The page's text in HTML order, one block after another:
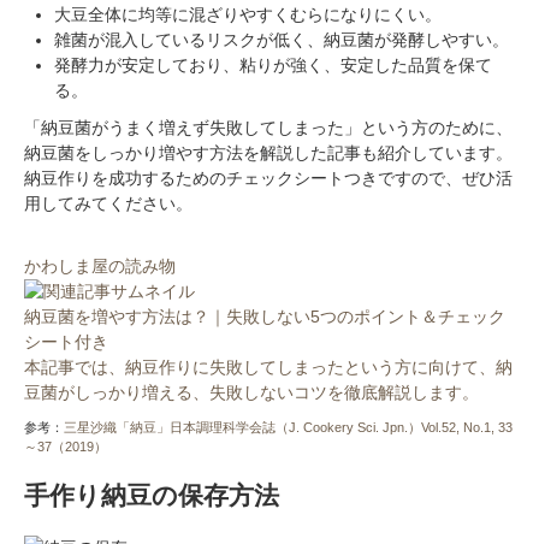
大豆全体に均等に混ざりやすくむらになりにくい。
雑菌が混入しているリスクが低く、納豆菌が発酵しやすい。
発酵力が安定しており、粘りが強く、安定した品質を保て
る。
「納豆菌がうまく増えず失敗してしまった」という方のために、
納豆菌をしっかり増やす方法を解説した記事も紹介しています。
納豆作りを成功するためのチェックシートつきですので、ぜひ活
用してみてください。
かわしま屋の読み物
納豆菌を増やす方法は？｜失敗しない5つのポイント＆チェック
シート付き
本記事では、納豆作りに失敗してしまったという方に向けて、納
豆菌がしっかり増える、失敗しないコツを徹底解説します。
参考： 三星沙織「納豆」日本調理科学会誌（J. Cookery Sci. Jpn.）Vol.52, No.1, 33
～37（2019）
手作り納豆の保存方法